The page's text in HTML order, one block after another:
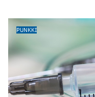
PUNKKI